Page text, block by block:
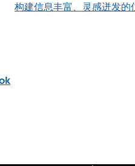
构建信息丰富、灵感迸发的